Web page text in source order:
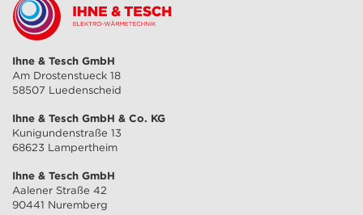
Ihne & Tesch GmbH
Am Drostenstueck 18
58507 Luedenscheid
Ihne & Tesch GmbH & Co. KG
Kunigundenstraße 13
68623 Lampertheim
Ihne & Tesch GmbH
Aalener Straße 42
90441 Nuremberg